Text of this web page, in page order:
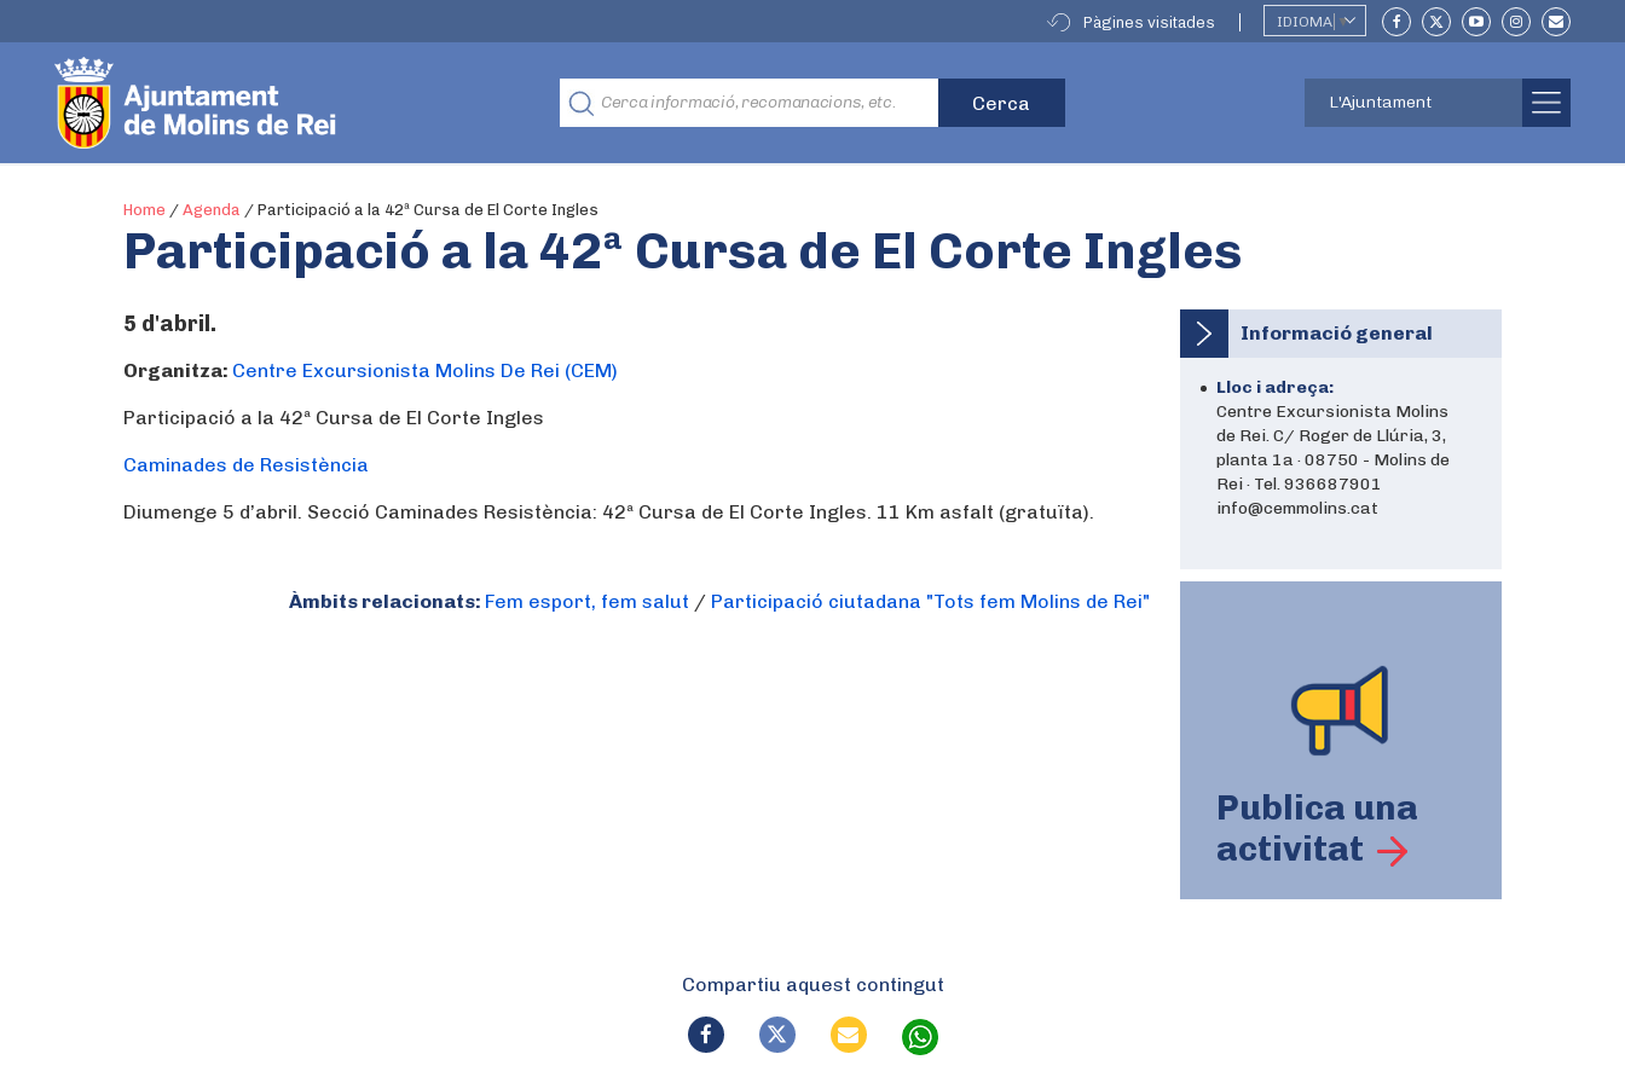
Pàgines visitades IDIOMA ▼
L'Ajuntament
Home / Agenda / Participació a la 42ª Cursa de El Corte Ingles
Participació a la 42ª Cursa de El Corte Ingles
5 d'abril.
Organitza: Centre Excursionista Molins De Rei (CEM)
Participació a la 42ª Cursa de El Corte Ingles
Caminades de Resistència
Diumenge 5 d’abril. Secció Caminades Resistència: 42ª Cursa de El Corte Ingles. 11 Km asfalt (gratuïta).
Àmbits relacionats: Fem esport, fem salut / Participació ciutadana "Tots fem Molins de Rei"
Informació general
Lloc i adreça:
Centre Excursionista Molins
de Rei. C/ Roger de Llúria, 3,
planta 1a · 08750 - Molins de
Rei · Tel. 936687901
info@cemmolins.cat
Publica una
activitat
Compartiu aquest contingut